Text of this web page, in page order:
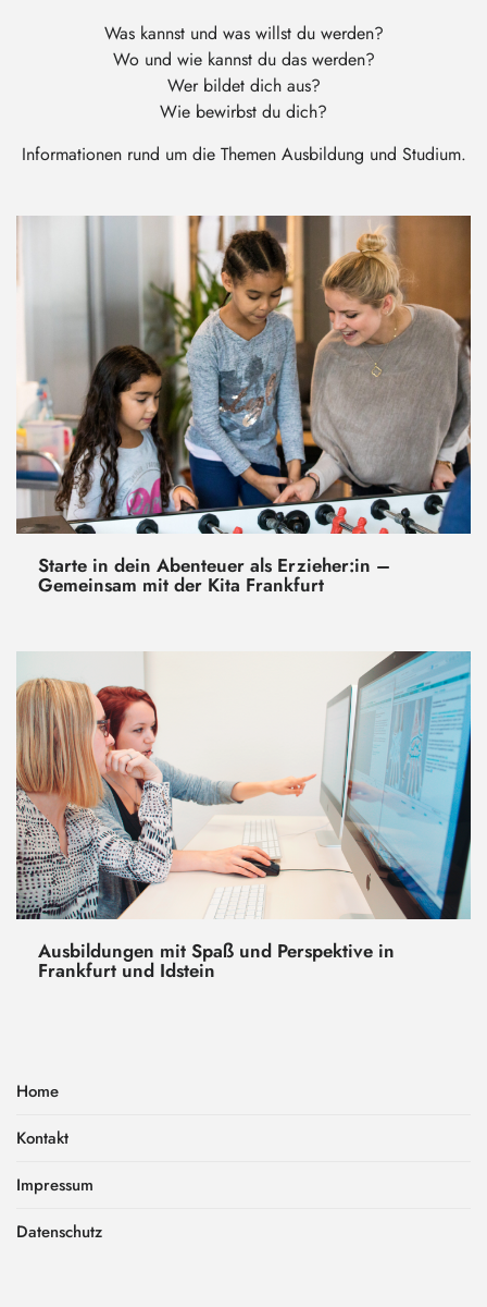
Was kannst und was willst du werden?
Wo und wie kannst du das werden?
Wer bildet dich aus?
Wie bewirbst du dich?
Informationen rund um die Themen Ausbildung und Studium.
Starte in dein Abenteuer als Erzieher:in –
Gemeinsam mit der Kita Frankfurt
Ausbildungen mit Spaß und Perspektive in
Frankfurt und Idstein
Home
Kontakt
Impressum
Datenschutz